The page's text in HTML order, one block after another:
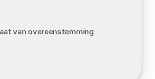
van overeenstemming